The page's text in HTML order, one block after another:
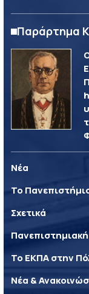
Παράρτημα
Νέα
Το
Σχετικά
Το ΕΚΠΑ στην
Νέα &